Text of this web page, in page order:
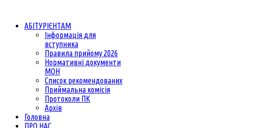
АБІТУРІЄНТАМ
Інформація для
вступника
Правила прийому 2026
Нормативні документи
МОН
Список рекомендованих
Приймальна комісія
Протоколи ПК
Архів
Головна
ПРО НАС